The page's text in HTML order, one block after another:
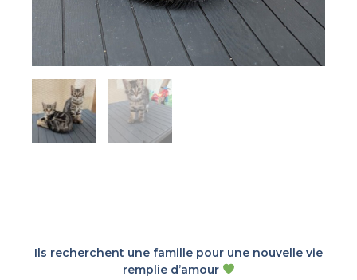
Ils recherchent une famille pour une nouvelle vie
remplie d’amour